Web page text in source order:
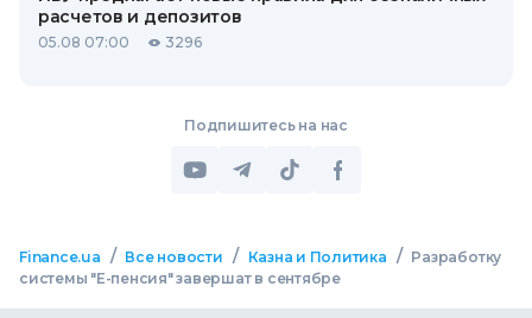
расчетов и депозитов
05.08 07:00 3296
Подпишитесь на нас
Finance.ua / Все новости / Казна и Политика / Разработку
системы "Е-пенсия" завершат в сентябре